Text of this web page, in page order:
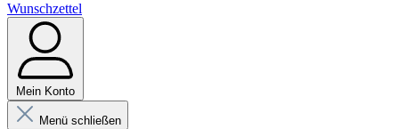
Wunschzettel
Mein Konto
Menü schließen